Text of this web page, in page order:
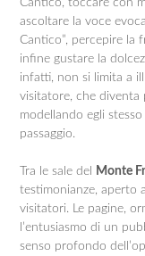
Cantico, toccare con
ascoltare la voce
Cantico”, percepire la
infine gustare la
infatti, non si limita a
visitatore, che diventa
modellando egli
passaggio.
Tra le sale del Monte
testimonianze, aperto
visitatori. Le pagine,
l’entusiasmo di un
senso profondo